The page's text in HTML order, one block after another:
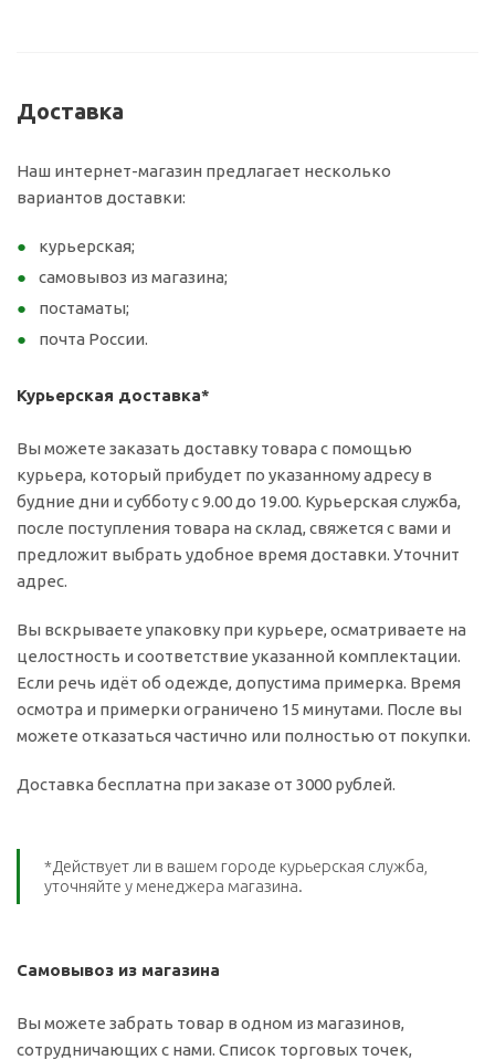
Доставка
Наш интернет-магазин предлагает несколько
вариантов доставки:
курьерская;
самовывоз из магазина;
постаматы;
почта России.
Курьерская доставка*
Вы можете заказать доставку товара с помощью
курьера, который прибудет по указанному адресу в
будние дни и субботу с 9.00 до 19.00. Курьерская служба,
после поступления товара на склад, свяжется с вами и
предложит выбрать удобное время доставки. Уточнит
адрес.
Вы вскрываете упаковку при курьере, осматриваете на
целостность и соответствие указанной комплектации.
Если речь идёт об одежде, допустима примерка. Время
осмотра и примерки ограничено 15 минутами. После вы
можете отказаться частично или полностью от покупки.
Доставка бесплатна при заказе от 3000 рублей.
*Действует ли в вашем городе курьерская служба,
уточняйте у менеджера магазина.
Самовывоз из магазина
Вы можете забрать товар в одном из магазинов,
сотрудничающих с нами. Список торговых точек,